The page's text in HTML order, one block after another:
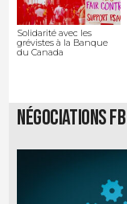
Solidarité avec les
grévistes à la Banque
du Canada
Négociations FB